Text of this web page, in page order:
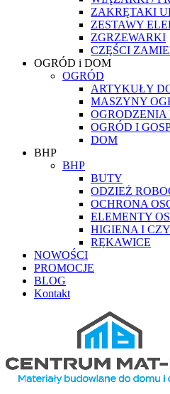
ZAKRĘTAKI
ZESTAWY
ZGRZEWARKI
CZĘŚCI
OGRÓD i DOM
OGRÓD
ARTYKUŁY
MASZYNY
OGRÓD I
DOM
BHP
BHP
BUTY
ODZIEŻ
OCHRONA
ELEMENTY
HIGIENA I
RĘKAWICE
NOWOŚCI
PROMOCJE
BLOG
Kontakt